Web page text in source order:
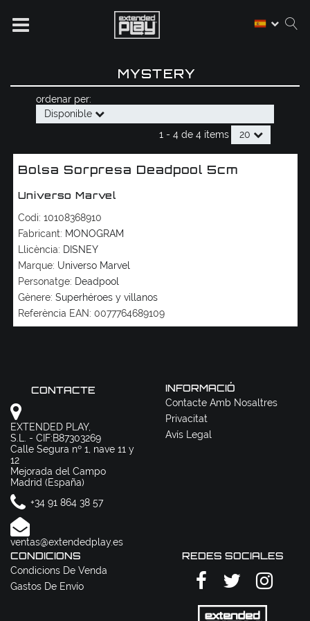
MYSTERY
ordenar per:
Disponible
1 - 4 de 4 items 20
Bolsa Sorpresa Deadpool 5cm
Universo Marvel
Codi: 10108368910
Fabricant: MONOGRAM
Llicència: DISNEY
Marque: Universo Marvel
Personatge: Deadpool
Gènere: Superhéroes y villanos
Referència EAN: 0077764689109
CONTACTE
EXTENDED PLAY,
S.L. - CIF:B87303269
Calle Segura nº 1, nave 11 y
12
Mejorada del Campo
Madrid (España)
+34 91 864 38 57
ventas@extendedplay.es
INFORMACIÓ
Contacte Amb Nosaltres
Privacitat
Avís Legal
CONDICIONS
Condicions De Venda
Gastos De Envío
REDES SOCIALES